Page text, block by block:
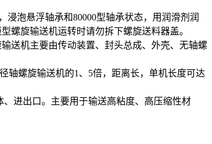
浸泡悬浮轴承和80000型轴承状态，用润滑剂润
螺旋输送机运转时请勿拆下螺旋送料器盖。
送机主要由传动装置、封头总成、外壳、无轴螺
轴螺旋输送机的1、5倍，距离长，单机长度可达
进出口。主要用于输送高粘度、高压缩性材